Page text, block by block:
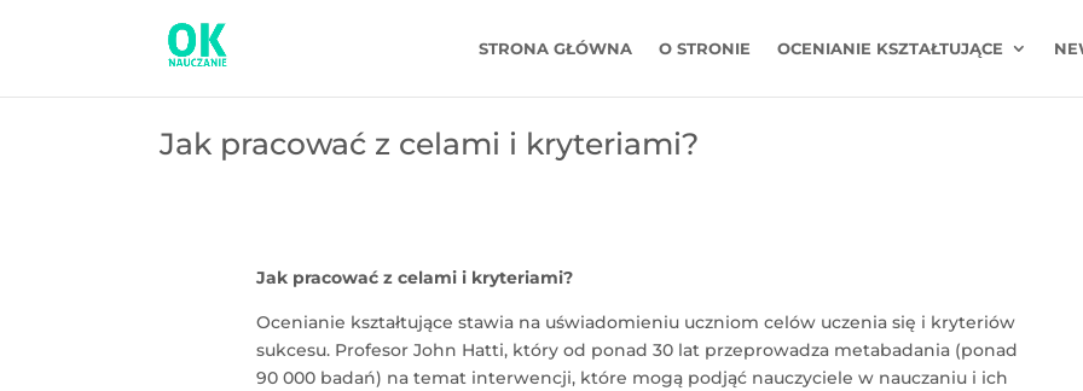
STRONA GŁÓWNA O STRONIE OCENIANIE KSZTAŁTUJĄCE
Jak pracować z celami i kryteriami?
Jak pracować z celami i kryteriami?
Ocenianie kształtujące stawia na uświadomieniu uczniom celów uczenia się i kryteriów
sukcesu. Profesor John Hatti, który od ponad 30 lat przeprowadza metabadania (ponad
90 000 badań) na temat interwencji, które mogą podjąć nauczyciele w nauczaniu i ich